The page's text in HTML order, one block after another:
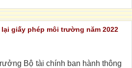
giấy phép môi trường năm 2022
Bộ tài chính ban hành thông